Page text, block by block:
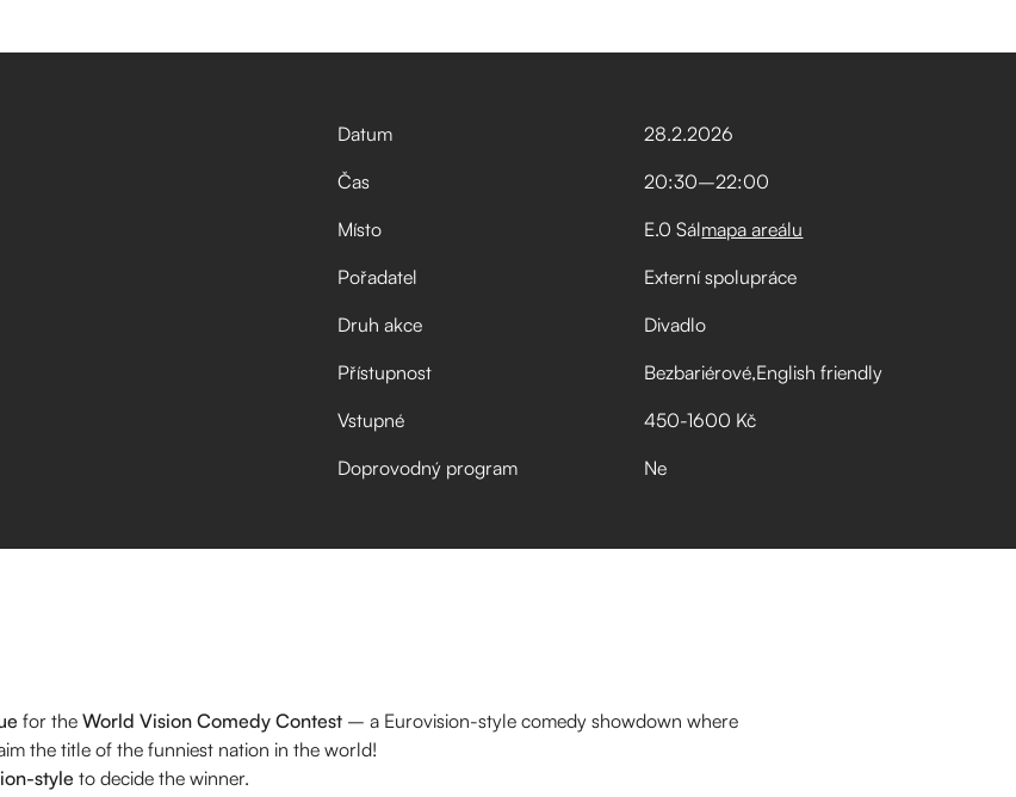
Datum 28.2.2026
Čas
20:30–⁠22:00
Místo
E.0 Sálmapa areálu
Pořadatel
Externí spolupráce
Druh akce
Divadlo
Přístupnost
Bezbariérové English friendly
Vstupné
450-1600 Kč
Doprovodný program
Ne
for the World Vision Comedy Contest– a Eurovision-style comedy showdown where
the title of the funniest nation in the world!
style to decide the winner.